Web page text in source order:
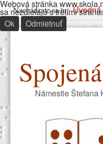
Nachádzate
Nachádzate sa tu:
Námestie Štefana
Webová stránka
sa nezdielajú s tretími
Ok
Odmietnuť